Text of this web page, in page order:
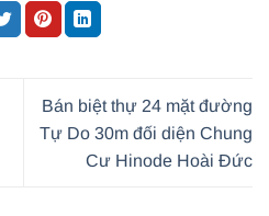
Bán biệt thự 24 mặt đường
Tự Do 30m đối diện Chung
Cư Hinode Hoài Đức